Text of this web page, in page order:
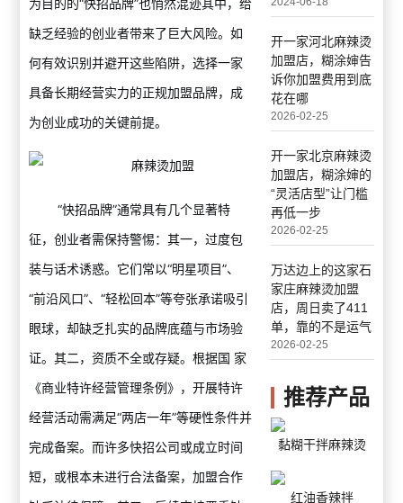
为目的的“快招品牌”也悄然混迹其中，给
缺乏经验的创业者带来了巨大风险。如
何有效识别并避开这些陷阱，选择一家
具备长期经营实力的正规加盟品牌，成
为创业成功的关键前提。
“快招品牌”通常具有几个显著特
征，创业者需保持警惕：其一，过度包
装与话术诱惑。它们常以“明星项目”、
“前沿风口”、“轻松回本”等夸张承诺吸引
眼球，却缺乏扎实的品牌底蕴与市场验
证。其二，资质不全或存疑。根据国 家
《商业特许经营管理条例》，开展特许
经营活动需满足“两店一年”等硬性条件并
完成备案。而许多快招公司或成立时间
短，或根本未进行合法备案，加盟合作
开一家河北麻辣烫
加盟店，糊涂婶告
诉你加盟费用到底
花在哪
2026-02-25
开一家北京麻辣烫
加盟店，糊涂婶的
“灵活店型”让门槛
再低一步
2026-02-25
万达边上的这家石
家庄麻辣烫加盟
店，周日卖了411
单，靠的不是运气
2026-02-25
推荐产品
黏糊干拌麻辣烫
红油香辣拌